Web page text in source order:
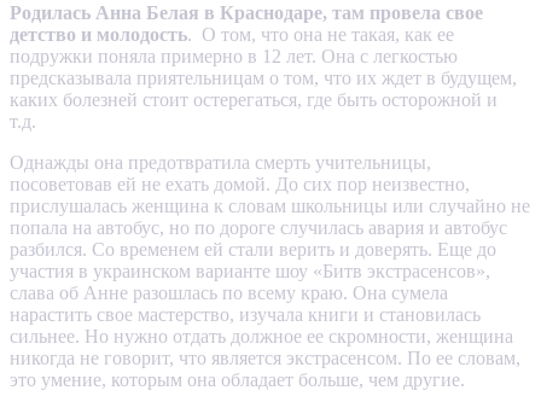
Родилась Анна Белая в Краснодаре, там провела свое
детство и молодость. О том, что она не такая, как ее
подружки поняла примерно в 12 лет. Она с легкостью
предсказывала приятельницам о том, что их ждет в будущем,
каких болезней стоит остерегаться, где быть осторожной и
т.д.
Однажды она предотвратила смерть учительницы,
посоветовав ей не ехать домой. До сих пор неизвестно,
прислушалась женщина к словам школьницы или случайно не
попала на автобус, но по дороге случилась авария и автобус
разбился. Со временем ей стали верить и доверять. Еще до
участия в украинском варианте шоу «Битв экстрасенсов»,
слава об Анне разошлась по всему краю. Она сумела
нарастить свое мастерство, изучала книги и становилась
сильнее. Но нужно отдать должное ее скромности, женщина
никогда не говорит, что является экстрасенсом. По ее словам,
это умение, которым она обладает больше, чем другие.